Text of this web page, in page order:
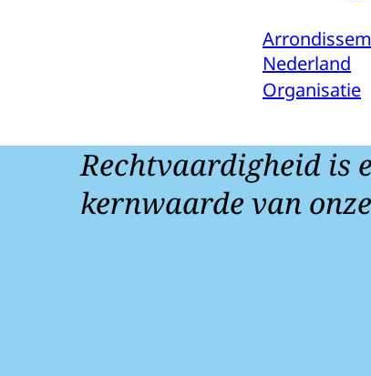
Nederland
Organisatie
Rechtvaardigheid is
kernwaarde van